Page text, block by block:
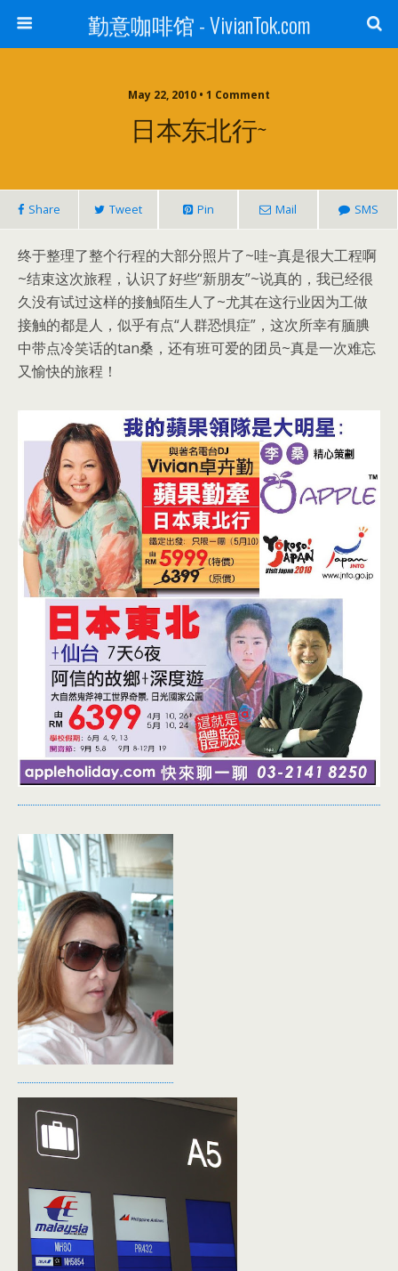
勤意咖啡馆 - VivianTok.com
May 22, 2010 • 1 Comment
日本东北行~
Share Tweet Pin Mail SMS
终于整理了整个行程的大部分照片了~哇~真是很大工程啊
~结束这次旅程，认识了好些“新朋友”~说真的，我已经很
久没有试过这样的接触陌生人了~尤其在这行业因为工做
接触的都是人，似乎有点“人群恐惧症”，这次所幸有腼腆
中带点冷笑话的tan桑，还有班可爱的团员~真是一次难忘
又愉快的旅程！